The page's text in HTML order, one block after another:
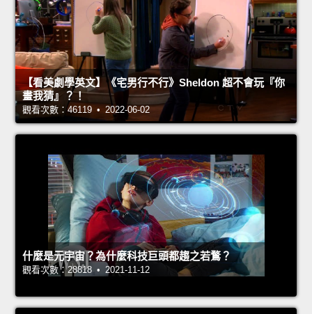
【看美劇學英文】《宅男行不行》Sheldon 超不會玩『你
畫我猜』？！
觀看次數：46119 • 2022-06-02
什麼是元宇宙？為什麼科技巨頭都趨之若鶩？
觀看次數：28818 • 2021-11-12